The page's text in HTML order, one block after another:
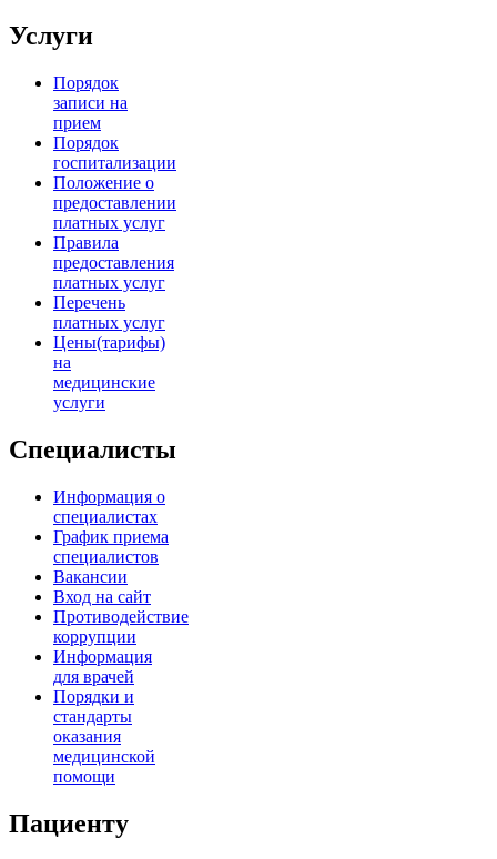
Услуги
Порядок
записи на
прием
Порядок
госпитализации
Положение о
предоставлении
платных услуг
Правила
предоставления
платных услуг
Перечень
платных услуг
Цены(тарифы)
на
медицинские
услуги
Специалисты
Информация о
специалистах
График приема
специалистов
Вакансии
Вход на сайт
Противодействие
коррупции
Информация
для врачей
Порядки и
стандарты
оказания
медицинской
помощи
Пациенту